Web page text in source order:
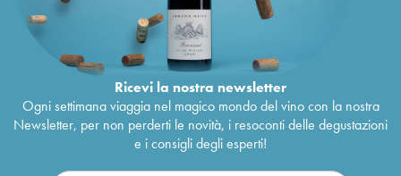
Ricevi la nostra newsletter
Ogni settimana viaggia nel magico mondo del vino con la nostra
Newsletter, per non perderti le novità, i resoconti delle degustazioni
e i consigli degli esperti!